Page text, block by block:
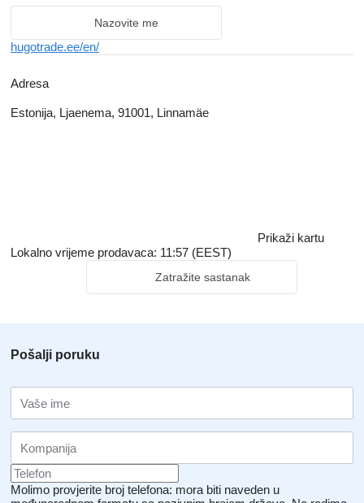
Nazovite me
hugotrade.ee/en/
Adresa
Estonija, Ljaenema, 91001, Linnamäe
Prikaži kartu
Lokalno vrijeme prodavaca: 11:57 (EEST)
Zatražite sastanak
Pošalji poruku
Molimo provjerite broj telefona: mora biti naveden u